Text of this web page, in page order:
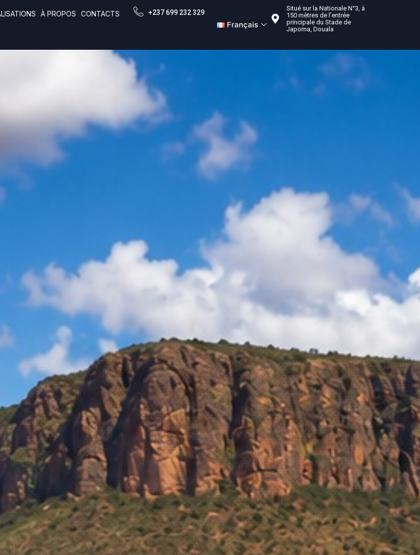
À PROPOS CONTACTS +237 699 232 329
Français
Situé sur la Nationale N°3, à
150 mètres de l’entrée
principale du Stade de
Japoma, Douala